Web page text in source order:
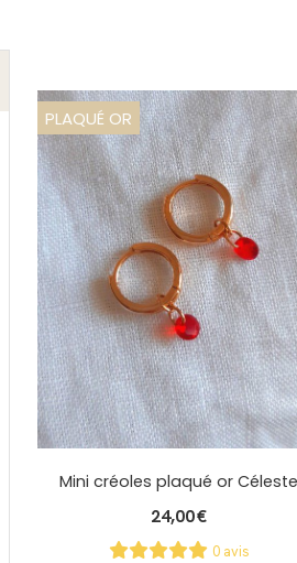
PLAQUÉ OR
Mini créoles plaqué or Céleste
24,00€
0 avis